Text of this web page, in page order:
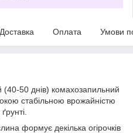
Доставка Оплата Умови
(40-50 днів) комахозапильний
стабільною врожайністю
формує декілька огірочків